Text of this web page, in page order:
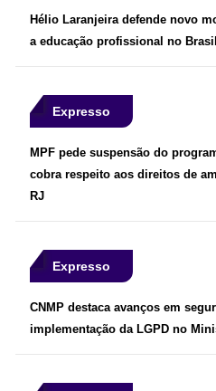
Hélio Laranjeira defende novo
a educação profissional no Brasil
Expresso
MPF pede suspensão do
cobra respeito aos direitos de
RJ
Expresso
CNMP destaca avanços em
implementação da LGPD no